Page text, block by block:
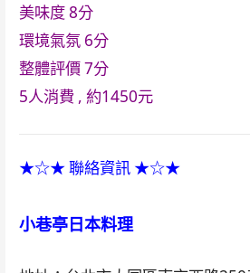
美味度8分
環境氣氛 6分
整體評價7分
5人消費 , 約1450元
★☆★ 聯絡資訊 ★☆★
小巷亭日本料理